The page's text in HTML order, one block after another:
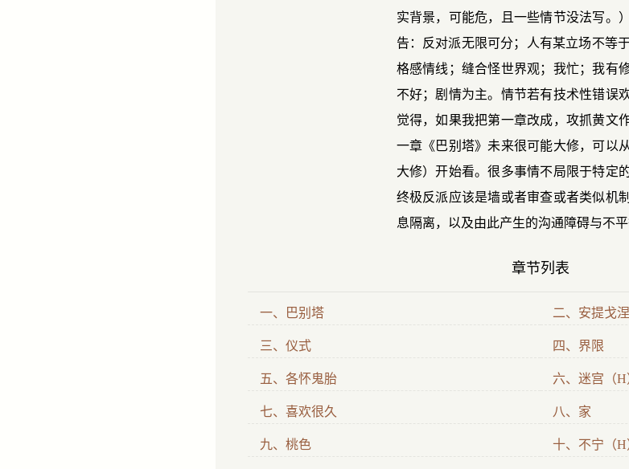
实背景，可能危，且一些情节没法写。
告：反对派无限可分；人有某立场不等
格感情线；缝合怪世界观；我忙；我有
不好；剧情为主。情节若有技术性错误
觉得，如果我把第一章改成，攻抓黄文
一章《巴别塔》未来很可能大修，可以
大修）开始看。很多事情不局限于特定
终极反派应该是墙或者审查或者类似机
息隔离，以及由此产生的沟通障碍与不平
章节列表
一、巴别塔 二、安提戈
三、仪式 四、界限
五、各怀鬼胎 六、迷宫（H
七、喜欢很久 八、家
九、桃色 十、不宁（H